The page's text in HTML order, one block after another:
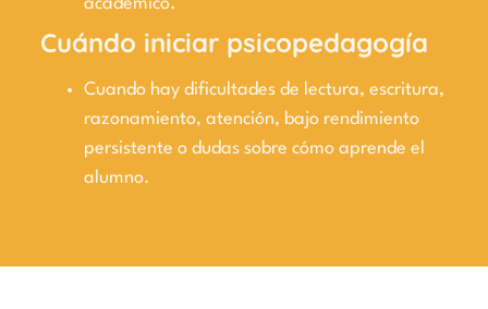
académico.
Cuándo iniciar psicopedagogía
Cuando hay dificultades de lectura, escritura,
razonamiento, atención, bajo rendimiento
persistente o dudas sobre cómo aprende el
alumno.